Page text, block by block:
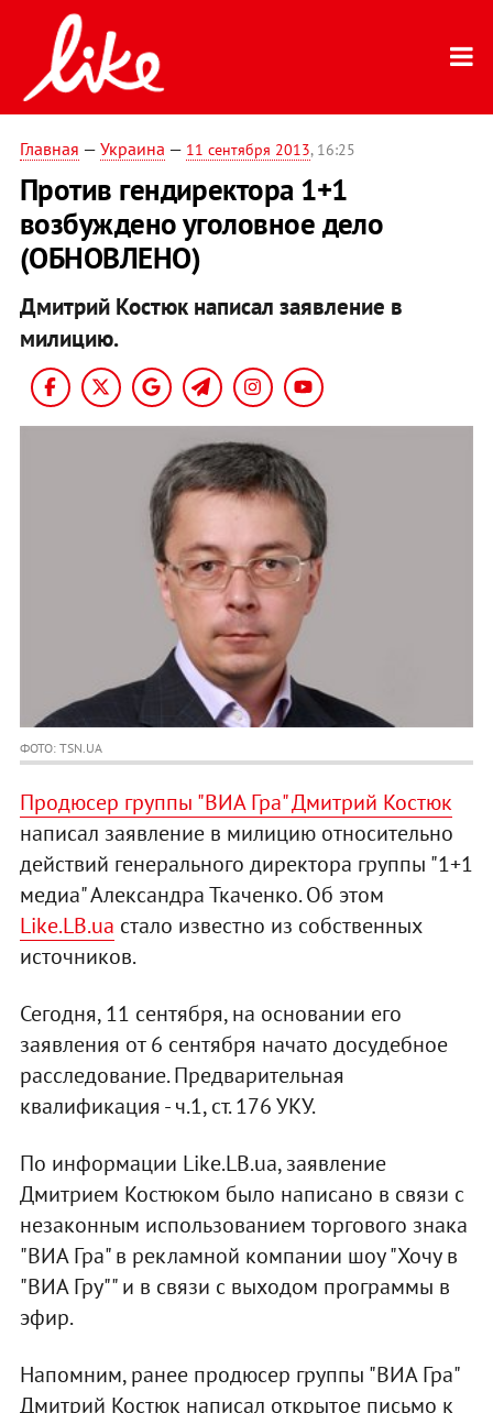
Главная — Украина — 11 сентября 2013, 16:25
Против гендиректора 1+1
возбуждено уголовное дело
(ОБНОВЛЕНО)
Дмитрий Костюк написал заявление в
милицию.
ФОТО: TSN.UA
Продюсер группы "ВИА Гра" Дмитрий Костюк
написал заявление в милицию относительно
действий генерального директора группы "1+1
медиа" Александра Ткаченко. Об этом
Like.LB.ua стало известно из собственных
источников.
Сегодня, 11 сентября, на основании его
заявления от 6 сентября начато досудебное
расследование. Предварительная
квалификация - ч.1, ст. 176 УКУ.
По информации Like.LB.ua, заявление
Дмитрием Костюком было написано в связи с
незаконным использованием торгового знака
"ВИА Гра" в рекламной компании шоу "Хочу в
"ВИА Гру"" и в связи с выходом программы в
эфир.
Напомним, ранее продюсер группы "ВИА Гра"
Дмитрий Костюк написал открытое письмо к